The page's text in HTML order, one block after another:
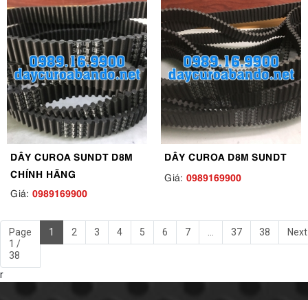
DÂY CUROA SUNDT D8M
CHÍNH HÃNG
Giá: 0989169900
DÂY CUROA D8M SUNDT
Giá: 0989169900
Page
1 /
38
1 2 3 4 5 6 7 ... 37 38 Next
r